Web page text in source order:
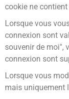
cookie ne
Lorsque vous
connexion sont
souvenir de moi",
connexion sont
Lorsque vous
mais uniquement